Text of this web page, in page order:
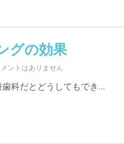
グの効果
メントはありません
科だとどうしてもでき…